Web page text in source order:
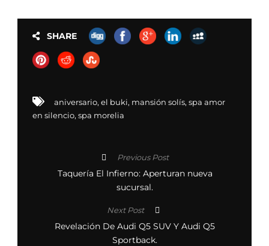
SHARE
aniversario, el buki, mansión solís, spa amor
en silencio, spa morelia
Previous Post
Taquería El Infierno: Aperturan nueva
sucursal.
Next Post
Revelación De Audi Q5 SUV Y Audi Q5
Sportback.